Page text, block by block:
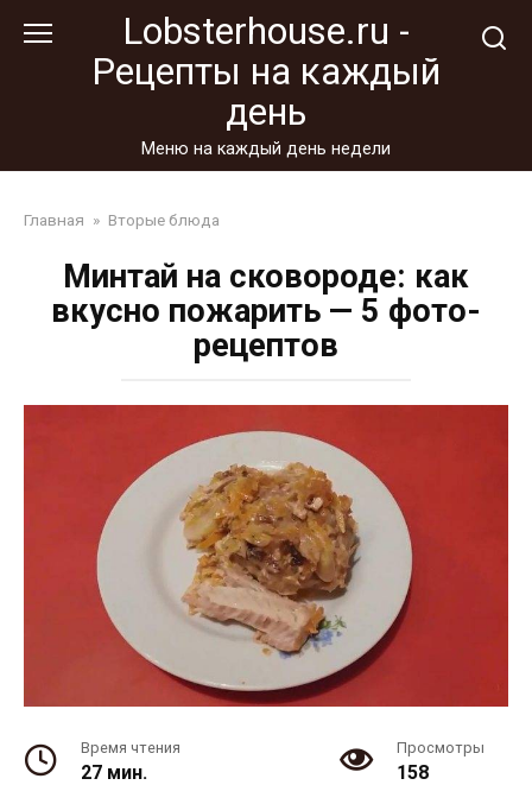
Lobsterhouse.ru -
Рецепты на каждый
день
Меню на каждый день недели
Главная » Вторые блюда
Минтай на сковороде: как
вкусно пожарить — 5 фото-
рецептов
Время чтения
27 мин.
Просмотры
158